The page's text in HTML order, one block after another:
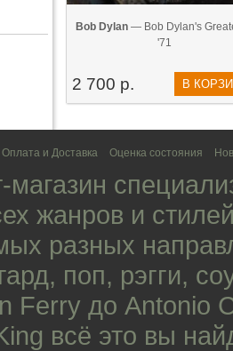
Bob Dylan— Bob Dylan's
'71
2 700 р. В
Оплата и Доставка Оценка состояния
жанров и
разных
, поп, рэгги,
Ferry до Antonio
всё это вы